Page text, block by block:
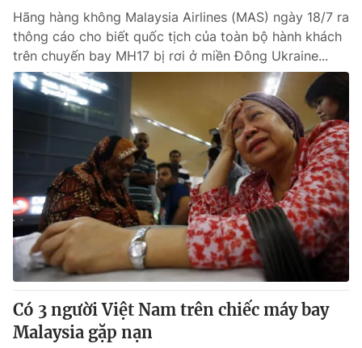
Hãng hàng không Malaysia Airlines (MAS) ngày 18/7 ra
thông cáo cho biết quốc tịch của toàn bộ hành khách
trên chuyến bay MH17 bị rơi ở miền Đông Ukraine...
Có 3 người Việt Nam trên chiếc máy bay
Malaysia gặp nạn